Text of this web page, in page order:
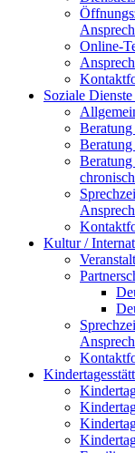
Online-
Soziale
Kultur /